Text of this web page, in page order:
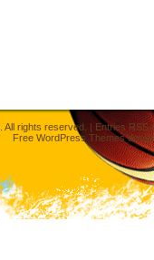
. All rights reserved. |Entries RSS
Free WordPress Themes